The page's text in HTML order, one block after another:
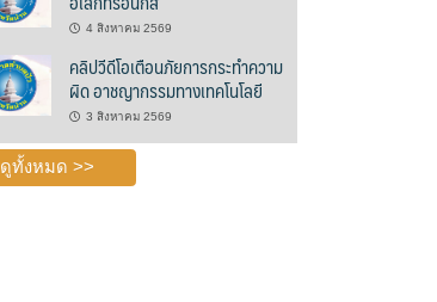
4 สิงหาคม 2569
คลิปวีดีโอเตือนภัยการกระทำความ
ผิด อาชญากรรมทางเทคโนโลยี
3 สิงหาคม 2569
ดูทั้งหมด >>